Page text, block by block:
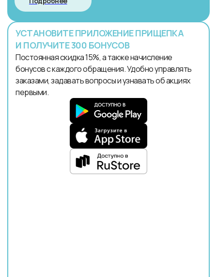
УСТАНОВИТЕ ПРИЛОЖЕНИЕ ПРИЩЕПКА
И ПОЛУЧИТЕ 300 БОНУСОВ
Постоянная скидка 15%, а также начисление
бонусов с каждого обращения. Удобно управлять
заказами, задавать вопросы и узнавать об акциях
первыми.